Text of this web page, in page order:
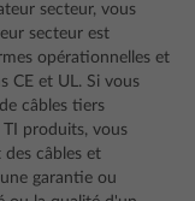
secteur, vous
secteur est
opérationnelles et
CE et UL. Si vous
câbles tiers
produits, vous
câbles et
garantie ou